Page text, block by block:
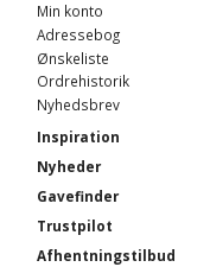
Min konto
Adressebog
Ønskeliste
Ordrehistorik
Nyhedsbrev
Inspiration
Nyheder
Gavefinder
Trustpilot
Afhentningstilbud